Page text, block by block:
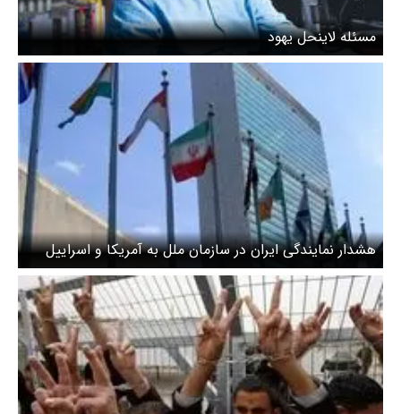
مسئله لاینحل یهود
هشدار نمایندگی ایران در سازمان ملل به آمریکا و اسراییل